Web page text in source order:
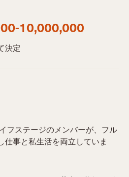
10,000,000
決定
フステージのメンバーが、フル
仕事と私生活を両立していま